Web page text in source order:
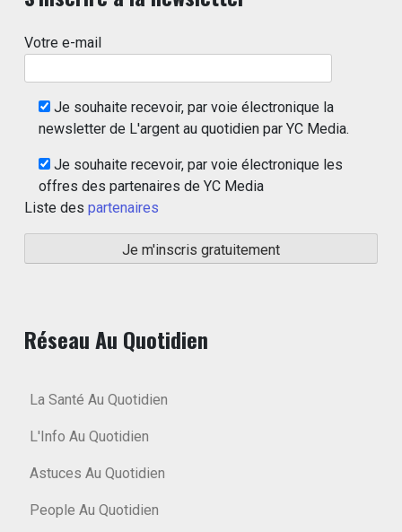
Votre e-mail
Je souhaite recevoir, par voie électronique la
newsletter de L'argent au quotidien par YC Media.
Je souhaite recevoir, par voie électronique les
offres des partenaires de YC Media
Liste des partenaires
Réseau Au Quotidien
La Santé Au Quotidien
L'Info Au Quotidien
Astuces Au Quotidien
People Au Quotidien